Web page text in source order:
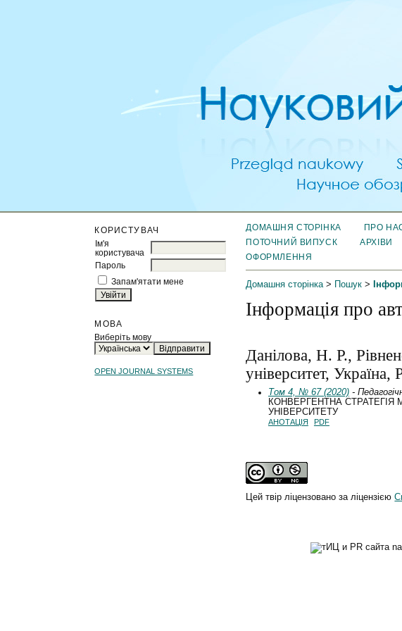
КОРИСТУВАЧ
Ім'я
користувача
Пароль
Запам'ятати мене
МОВА
Виберіть мову
OPEN JOURNAL SYSTEMS
ДОМАШНЯ СТОРІНКА ПРО
ПОТОЧНИЙ ВИПУСК
АРХІВИ
ОФОРМЛЕННЯ
Домашня сторінка > Пошук >
Інформація про
Данілова, Н. Р.,
університет, Україна,
Том 4, № 67 (2020)-
КОНВЕРГЕНТНА СТРАТЕГІЯ
УНІВЕРСИТЕТУ
АНОТАЦІЯ PDF
Цей твір ліцензовано за ліцензією